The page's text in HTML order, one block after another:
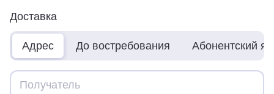
Доставка
Адрес До востребования Абонентский